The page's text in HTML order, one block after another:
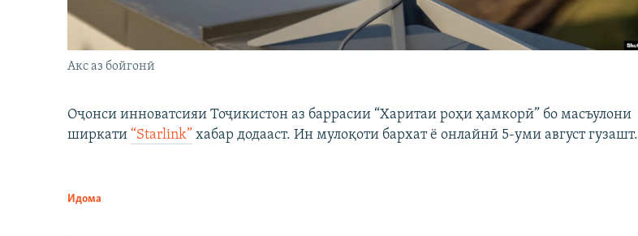
Акс аз бойгонӣ
Оҷонси инноватсияи Тоҷикистон аз баррасии “Харитаи роҳи ҳамкорӣ” бо масъулони
ширкати “Starlink” хабар додааст. Ин мулоқоти бархат ё онлайнӣ 5-уми август гузашт.
Идома